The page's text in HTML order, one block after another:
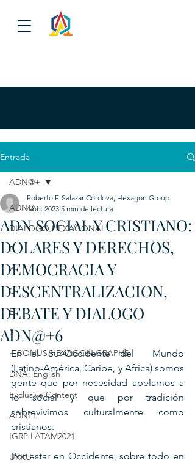
Entrada
ADN@+
DIALOGO HEXAGONAL
P
A
C
E
S
+ BONUS HEXAGON GRAPHS
DNA: English
Exclusive Content
ADNPL
IGRP LATAM2021
URKU
ADN@+
ADN SOCIAL Y CRISTIANO:
DOLARES Y DERECHOS,
DEMOCRACIA Y
DESCENTRALIZACION,
DEBATE Y DIALOGO
ADN@+6
Roberto F. Salazar-Córdova, Hexagon Group
4 oct 2023 5 min de lectura
En el Sur-Occidente del  Mundo
(Latino-América, Caribe, y Africa) somos
gente que por necesidad apelamos a
lo social y que por tradición
sobrevivimos culturalmente como
cristianos.
Por estar en Occidente, sobre todo en